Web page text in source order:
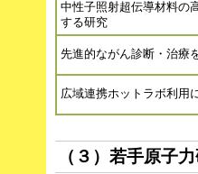
中性子照射超伝導材料の
する研究
先進的ながん診断・治療
広域連携ホットラボ利用
（３）若手原子